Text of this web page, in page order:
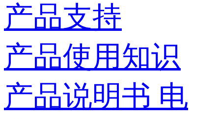
产品支持
产品使用知识
产品说明书 电